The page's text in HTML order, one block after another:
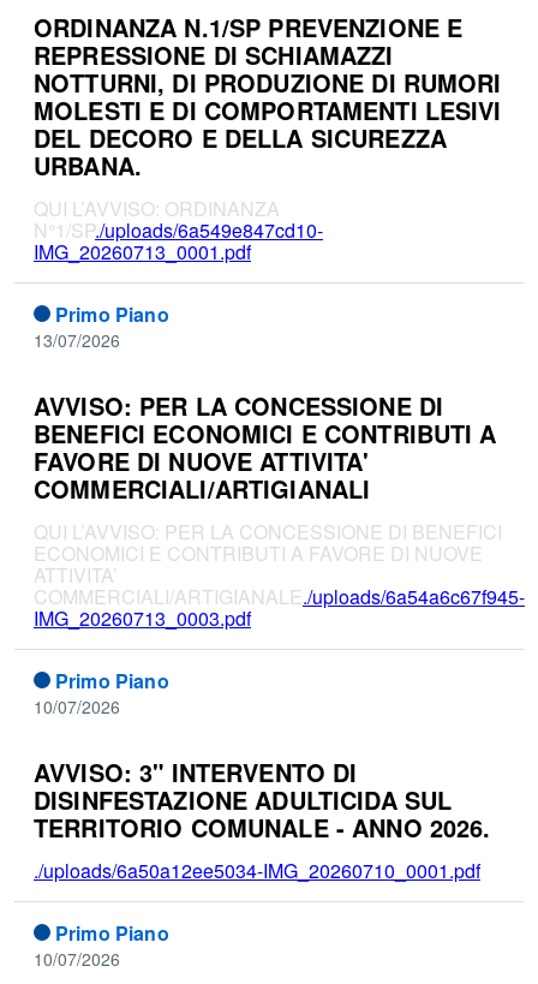
ORDINANZA N.1/SP PREVENZIONE E
REPRESSIONE DI SCHIAMAZZI
NOTTURNI, DI PRODUZIONE DI RUMORI
MOLESTI E DI COMPORTAMENTI LESIVI
DEL DECORO E DELLA SICUREZZA
URBANA.
QUI L’AVVISO: ORDINANZA
N°1/SP./uploads/6a549e847cd10-
IMG_20260713_0001.pdf
Primo Piano
13/07/2026
AVVISO: PER LA CONCESSIONE DI
BENEFICI ECONOMICI E CONTRIBUTI A
FAVORE DI NUOVE ATTIVITA'
COMMERCIALI/ARTIGIANALI
QUI L’AVVISO: PER LA CONCESSIONE DI BENEFICI
ECONOMICI E CONTRIBUTI A FAVORE DI NUOVE
ATTIVITA’
COMMERCIALI/ARTIGIANALE./uploads/6a54a6c67f945-
IMG_20260713_0003.pdf
Primo Piano
10/07/2026
AVVISO: 3" INTERVENTO DI
DISINFESTAZIONE ADULTICIDA SUL
TERRITORIO COMUNALE - ANNO 2026.
./uploads/6a50a12ee5034-IMG_20260710_0001.pdf
Primo Piano
10/07/2026